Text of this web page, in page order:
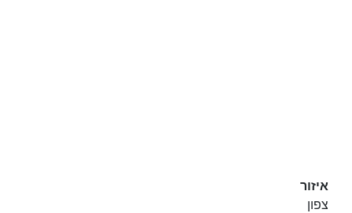
איזור
צפון